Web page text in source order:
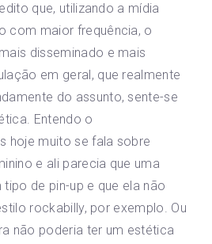
que, utilizando a mídia
com maior frequência, o
disseminado e mais
em geral, que realmente
do assunto, sente-se
Entendo o
hoje muito se fala sobre
e ali parecia que uma
de pin-up e que ela não
rockabilly, por exemplo. Ou
não poderia ter um estética